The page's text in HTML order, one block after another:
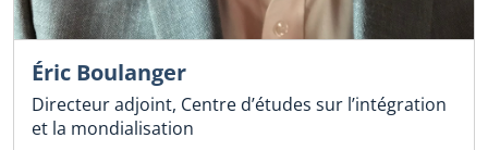
Éric Boulanger
Directeur adjoint, Centre d’études sur l’intégration
et la mondialisation